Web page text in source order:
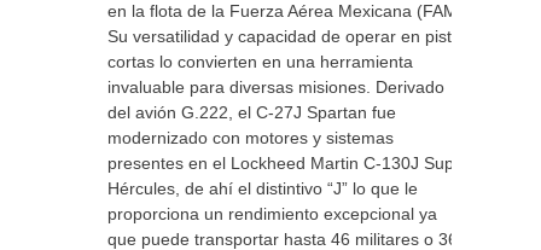
en la flota de la Fuerza Aérea Mexicana (FAM).
Su versatilidad y capacidad de operar en pistas
cortas lo convierten en una herramienta
invaluable para diversas misiones. Derivado
del avión G.222, el C-27J Spartan fue
modernizado con motores y sistemas
presentes en el Lockheed Martin C-130J Super
Hércules, de ahí el distintivo “J” lo que le
proporciona un rendimiento excepcional ya
que puede transportar hasta 46 militares o 36